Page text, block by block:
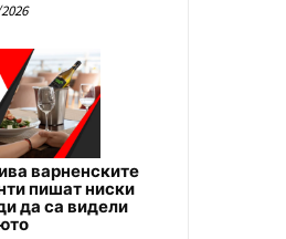
варненските
пишат ниски
да са видели